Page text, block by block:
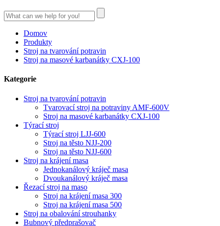
Domov
Produkty
Stroj na tvarování potravin
Stroj na masové karbanátky CXJ-100
Kategorie
Stroj na tvarování potravin
Tvarovací stroj na potraviny AMF-600V
Stroj na masové karbanátky CXJ-100
Týrací stroj
Týrací stroj LJJ-600
Stroj na těsto NJJ-200
Stroj na těsto NJJ-600
Stroj na krájení masa
Jednokanálový kráječ masa
Dvoukanálový kráječ masa
Řezací stroj na maso
Stroj na krájení masa 300
Stroj na krájení masa 500
Stroj na obalování strouhanky
Bubnový předprašovač